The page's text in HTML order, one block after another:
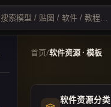
首页/软件资源 · 模板
软件资源分类